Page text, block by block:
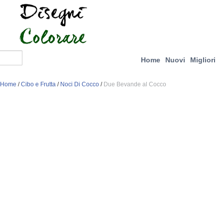
Home Nuovi Migliori
Home /Cibo e Frutta / Noci Di Cocco / Due Bevande al Cocco